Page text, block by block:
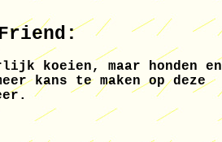
koeien, maar honden en
kans te maken op deze